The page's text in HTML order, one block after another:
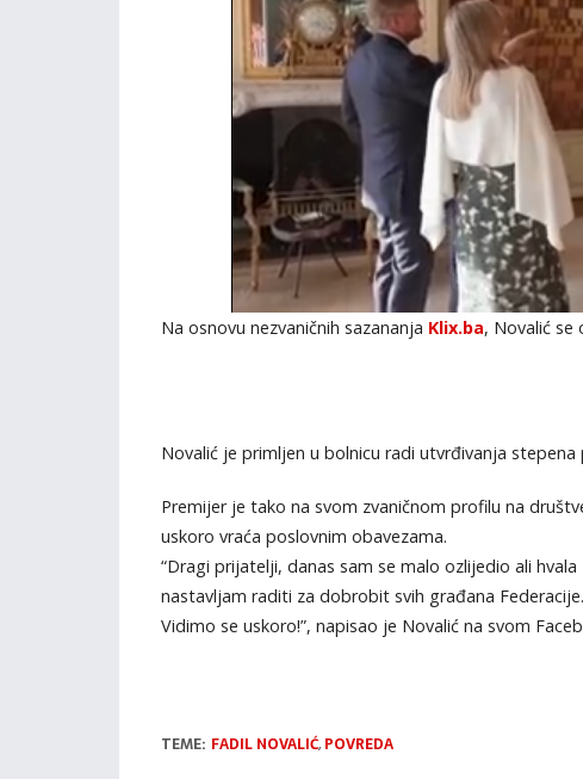
Na osnovu nezvaničnih sazananja Klix.ba, Novalić se
Novalić je primljen u bolnicu radi utvrđivanja
Premijer je tako na svom zvaničnom profilu na
uskoro vraća poslovnim obavezama.
“Dragi prijatelji, danas sam se malo ozlijedio ali
nastavljam raditi za dobrobit svih građana
Vidimo se uskoro!”, napisao je Novalić na svom
TEME: FADIL NOVALIĆ, POVREDA